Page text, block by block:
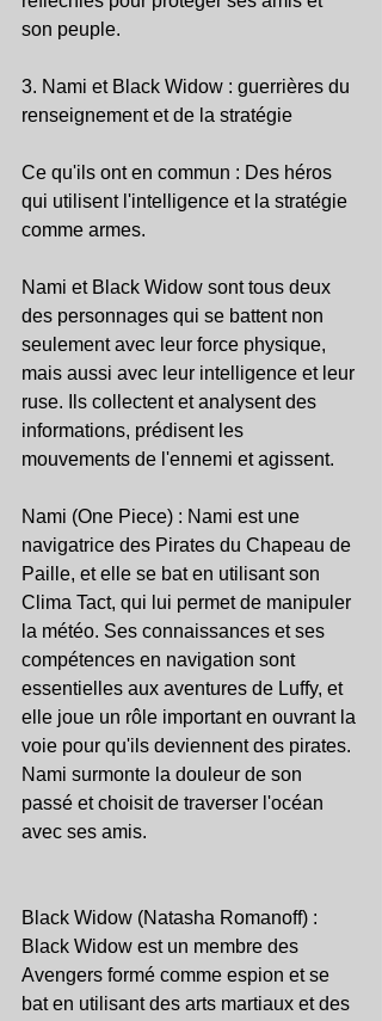
son peuple.
3. Nami et Black Widow : guerrières du
renseignement et de la stratégie
Ce qu'ils ont en commun : Des héros
qui utilisent l'intelligence et la stratégie
comme armes.
Nami et Black Widow sont tous deux
des personnages qui se battent non
seulement avec leur force physique,
mais aussi avec leur intelligence et leur
ruse. Ils collectent et analysent des
informations, prédisent les
mouvements de l'ennemi et agissent.
Nami (One Piece) : Nami est une
navigatrice des Pirates du Chapeau de
Paille, et elle se bat en utilisant son
Clima Tact, qui lui permet de manipuler
la météo. Ses connaissances et ses
compétences en navigation sont
essentielles aux aventures de Luffy, et
elle joue un rôle important en ouvrant la
voie pour qu'ils deviennent des pirates.
Nami surmonte la douleur de son
passé et choisit de traverser l'océan
avec ses amis.
Black Widow (Natasha Romanoff) :
Black Widow est un membre des
Avengers formé comme espion et se
bat en utilisant des arts martiaux et des